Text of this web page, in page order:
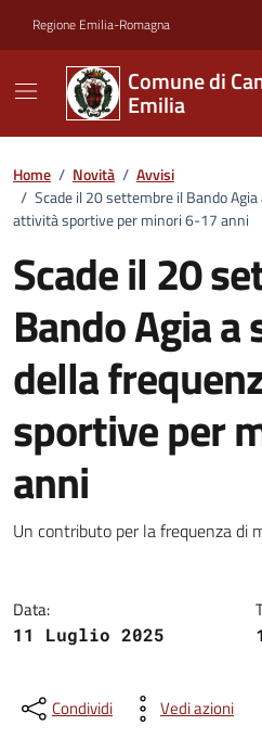
Regione Emilia-Romagna
Comune di
Emilia
Home / Novità / Avvisi
/ Scade il 20 settembre il Bando
attività sportive per minori 6-17 anni
Scade il 20
Bando Agia a
della
sportive per
anni
Dettagli della
Un contributo per la frequenza di
Data:
11 Luglio 2025
Condividi Vedi azioni